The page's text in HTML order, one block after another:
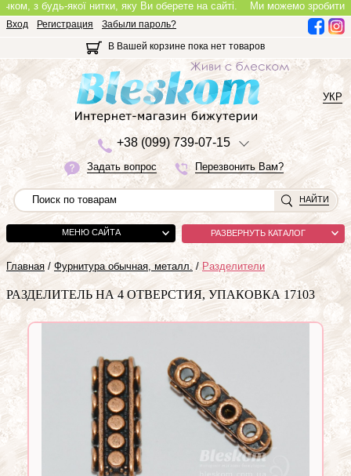
з будь-якої нитки, яку Ви оберете на сайті.Ми можемо зробити
Вход Регистрация
Забыли пароль?
В Вашей корзине пока нет товаров
+38 (099) 739-07-15
Задать вопрос Перезвонить Вам?
УКР
НАЙТИ
МЕНЮ САЙТА РАЗВЕРНУТЬ КАТАЛОГ
Главная / Фурнитура обычная, металл. / Разделители
РАЗДЕЛИТЕЛЬ НА 4 ОТВЕРСТИЯ, УПАКОВКА 17103